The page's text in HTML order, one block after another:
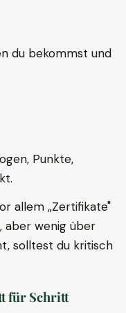
du bekommst und
Punkte,
allem „Zertifikate"
aber wenig über
solltest du kritisch
für Schritt